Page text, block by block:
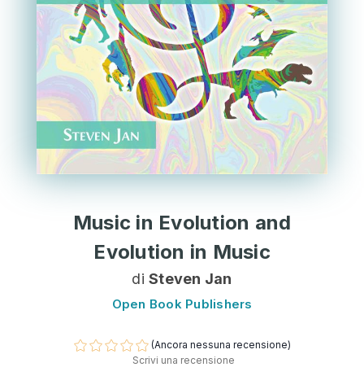
Music in Evolution and
Evolution in Music
diSteven Jan
Open Book Publishers
(Ancora nessuna recensione)
Scrivi una recensione